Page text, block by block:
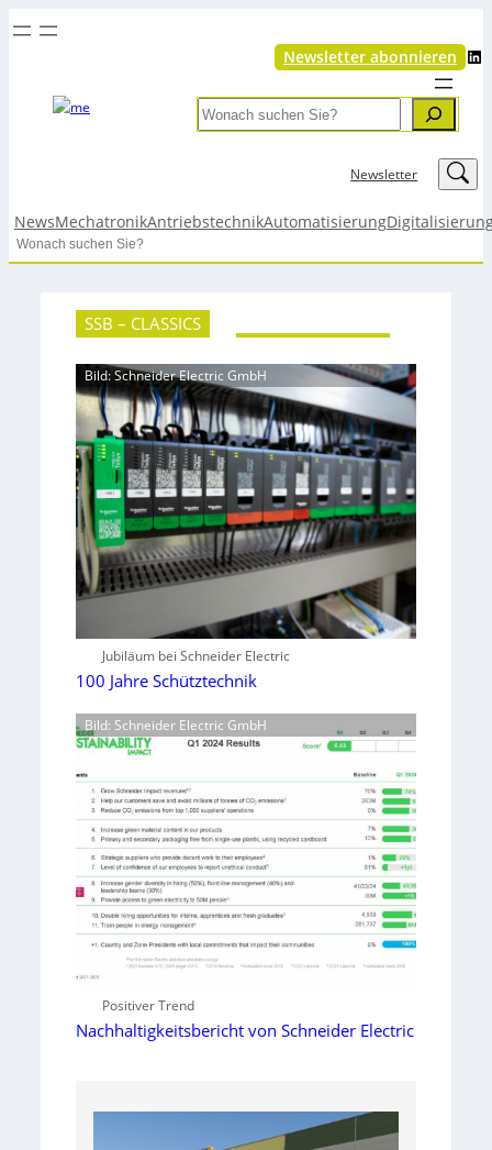
Newsletter abonnieren LinkedIn
Search
Newsletter LinkedIn
NewsMechatronikAntriebstechnikAutomatisierung
Search
SSB – CLASSICS
Bild: Schneider Electric GmbH
Jubiläum bei Schneider Electric
100 Jahre Schütztechnik
Bild: Schneider Electric GmbH
Positiver Trend
Nachhaltigkeitsbericht von Schneider Electric